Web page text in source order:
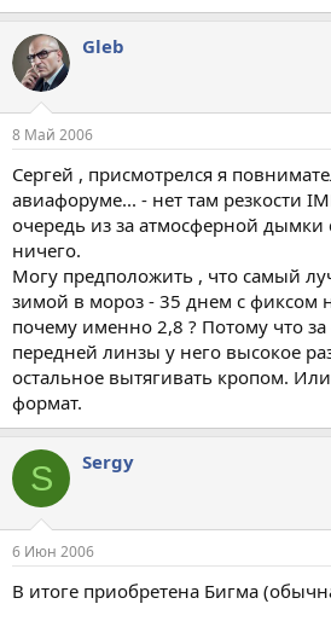
Gleb
8 Май 2006
Сергей , присмотрелся я
авиафоруме... - нет там резкости
очередь из за атмосферной дымки
ничего.
Могу предположить , что самый
зимой в мороз - 35 днем с фиксом
почему именно 2,8 ? Потому что за
передней линзы у него высокое
остальное вытягивать кропом.
формат.
S Sergy
6 Июн 2006
В итоге приобретена Бигма